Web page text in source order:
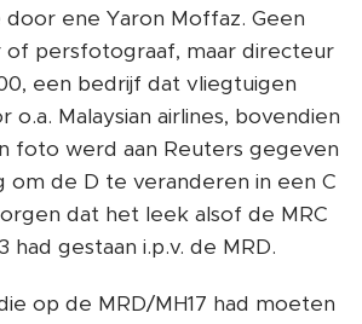
ene Yaron Moffaz. Geen
of persfotograaf, maar directeur
een bedrijf dat vliegtuigen
Malaysian airlines, bovendien
foto werd aan Reuters gegeven
om de D te veranderen in een C
dat het leek alsof de MRC
had gestaan i.p.v. de MRD.
op de MRD/MH17 had moeten